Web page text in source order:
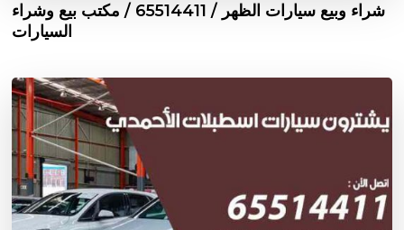
شراء وبيع سيارات الظهر / 65514411 / مكتب بيع وشراء
السيارات